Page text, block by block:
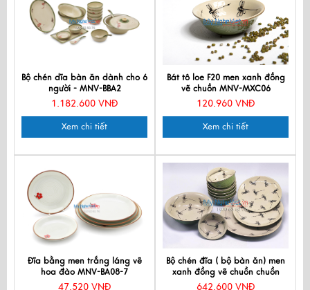
Bộ chén dĩa bàn ăn dành cho 6
người - MNV-BBA2
1.182.600 VNĐ
Xem chi tiết
Bát tô loe F20 men xanh đồng
vẽ chuồn MNV-MXC06
120.960 VNĐ
Xem chi tiết
Đĩa bằng men trắng láng vẽ
hoa đào MNV-BA08-7
47.520 VNĐ
Bộ chén đĩa ( bộ bàn ăn) men
xanh đồng vẽ chuồn chuồn
MNV-MXH03
642.600 VNĐ